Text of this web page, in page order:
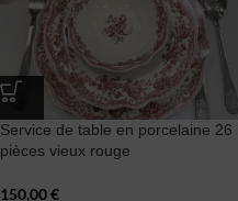
Service de table en porcelaine 26
pièces vieux rouge
150,00€